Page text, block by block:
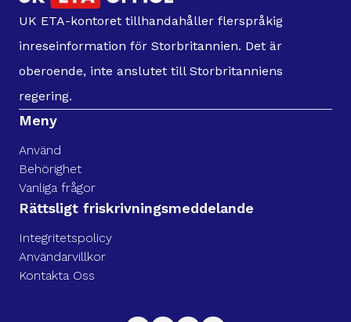
UK ETA-kontoret tillhandahåller flerspråkig
inreseinformation för Storbritannien. Det är
oberoende, inte anslutet till Storbritanniens
regering.
Meny
Använd
Behörighet
Vanliga frågor
Rättsligt friskrivningsmeddelande
Integritetspolicy
Användarvillkor
Kontakta Oss